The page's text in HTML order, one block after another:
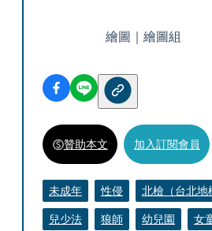
繪圖｜繪圖組
贊助本文 加入訂閱會員
未成年 性侵 北檢（台北地
兒少法
狼師 幼兒園 女